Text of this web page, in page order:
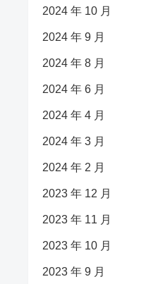
2024 年 10 月
2024 年 9 月
2024 年 8 月
2024 年 6 月
2024 年 4 月
2024 年 3 月
2024 年 2 月
2023 年 12 月
2023 年 11 月
2023 年 10 月
2023 年 9 月